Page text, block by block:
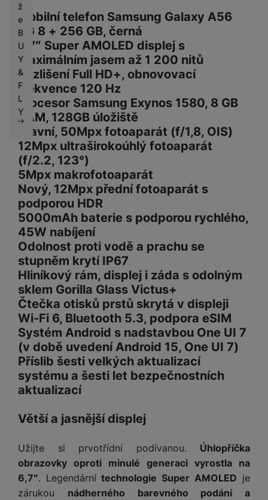
ž
e
B
U
Y
&
F
L
Y
Mobilní telefon Samsung Galaxy A56
5G 8 + 256 GB, černá
6,7″ Super AMOLED displej s
maximálním jasem až 1 200 nitů
Rozlišení Full HD+, obnovovací
frekvence 120 Hz
Procesor Samsung Exynos 1580, 8 GB
RAM, 128GB úložiště
Hlavní, 50Mpx fotoaparát (f/1,8, OIS)
12Mpx ultraširokoúhlý fotoaparát
(f/2.2, 123°)
5Mpx makrofotoaparát
Nový, 12Mpx přední fotoaparát s
podporou HDR
5000mAh baterie s podporou rychlého,
45W nabíjení
Odolnost proti vodě a prachu se
stupněm krytí IP67
Hliníkový rám, displej i záda s odolným
sklem Gorilla Glass Victus+
Čtečka otisků prstů skrytá v displeji
Wi-Fi 6, Bluetooth 5.3, podpora eSIM
Systém Android s nadstavbou One UI 7
(v době uvedení Android 15, One UI 7)
Příslib šesti velkých aktualizací
systému a šesti let bezpečnostních
aktualizací
Větší a jasnější displej
Užijte si prvotřídní podívanou. Úhlopříčka
obrazovky oproti minulé generaci vyrostla na
6,7″. Legendární technologie Super AMOLED je
zárukou nádherného barevného podání a